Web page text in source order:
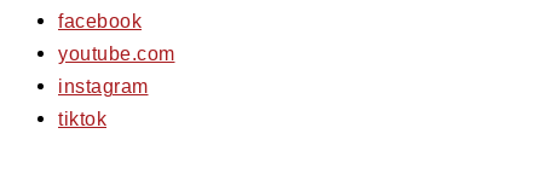
facebook
youtube.com
instagram
tiktok